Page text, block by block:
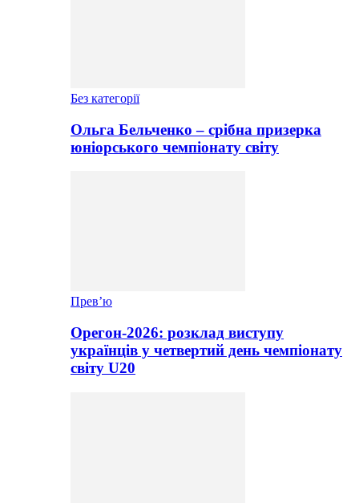
Без категорії
Ольга Бельченко – срібна призерка
юніорського чемпіонату світу
Прев’ю
Орегон-2026: розклад виступу
українців у четвертий день чемпіонату
світу U20